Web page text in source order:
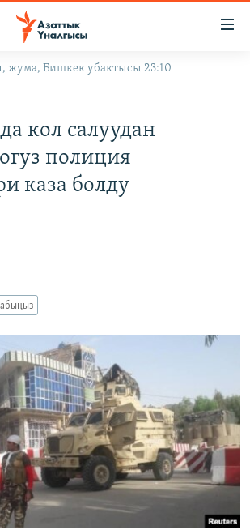
сайттары
жума, Бишкек убактысы 23:10
кол салуудан
полиция
каза болду